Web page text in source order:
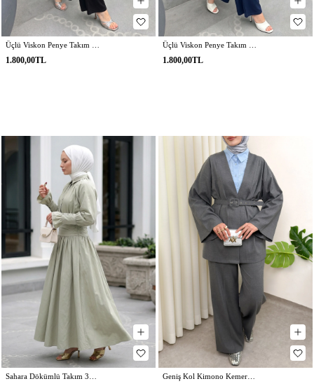
Üçlü Viskon Penye Takım 13205 - SİYAH
1.800,00TL
Üçlü Viskon Penye Takım 13205 - LACİVERT
1.800,00TL
Sahara Dökümlü Takım 3008 - SU YEŞİLİ Geniş Kol Kimono Kemerli Pantolon Takım 0047 - GRİ